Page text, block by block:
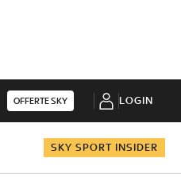
OFFERTE SKY LOGIN
SKY SPORT INSIDER